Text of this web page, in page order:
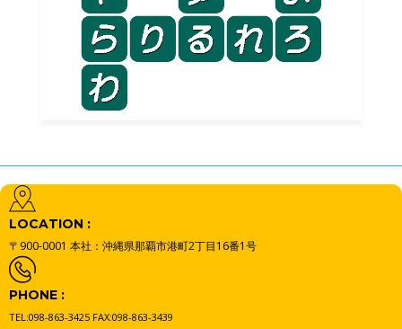
LOCATION :
〒900-0001 本社：沖縄県那覇市港町2丁目16番1号
PHONE :
TEL:098-863-3425 FAX:098-863-3439